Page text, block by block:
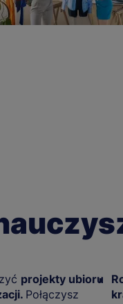
projekty ubioru
Połączysz